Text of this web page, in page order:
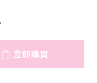
立即購買